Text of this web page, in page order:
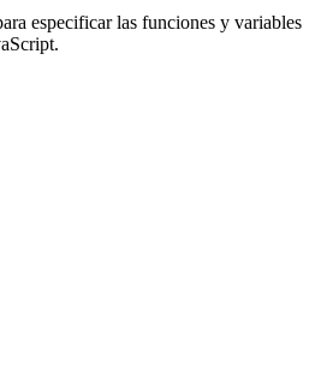
especificar las funciones y variables